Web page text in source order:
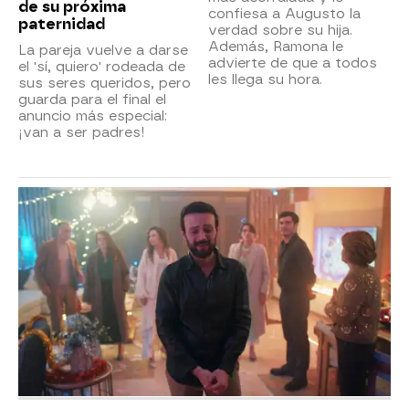
de su próxima
paternidad
La pareja vuelve a darse
el 'sí, quiero' rodeada de
sus seres queridos, pero
guarda para el final el
anuncio más especial:
¡van a ser padres!
confiesa a Augusto la
verdad sobre su hija.
Además, Ramona le
advierte de que a todos
les llega su hora.